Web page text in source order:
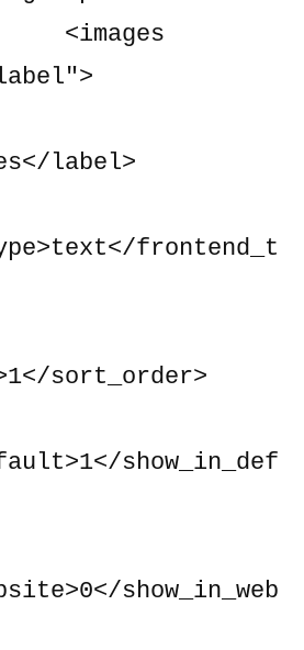
label>
frontend_t
sort_order>
show_in_def
show_in_web